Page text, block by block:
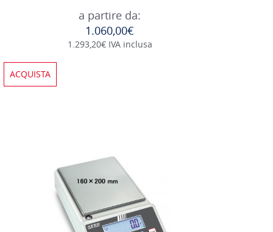
a partire da:
1.060,00€
1.293,20€ IVA inclusa
ACQUISTA